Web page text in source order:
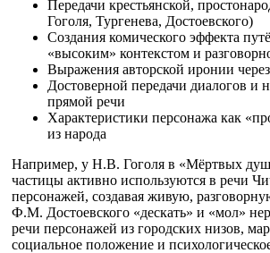
Передачи крестьянской,
Гоголя, Тургенева, Достоевского)
Создания комического эффекта
«высоким» контекстом и
Выражения авторской иронии
Достоверной передачи диалогов и
прямой речи
Характеристики персонажа как
из народа
Например, у Н.В. Гоголя в «Мёртвых
частицы активно используются в речи
персонажей, создавая живую,
Ф.М. Достоевского «дескать» и «мол»
речи персонажей из городских низов,
социальное положение и